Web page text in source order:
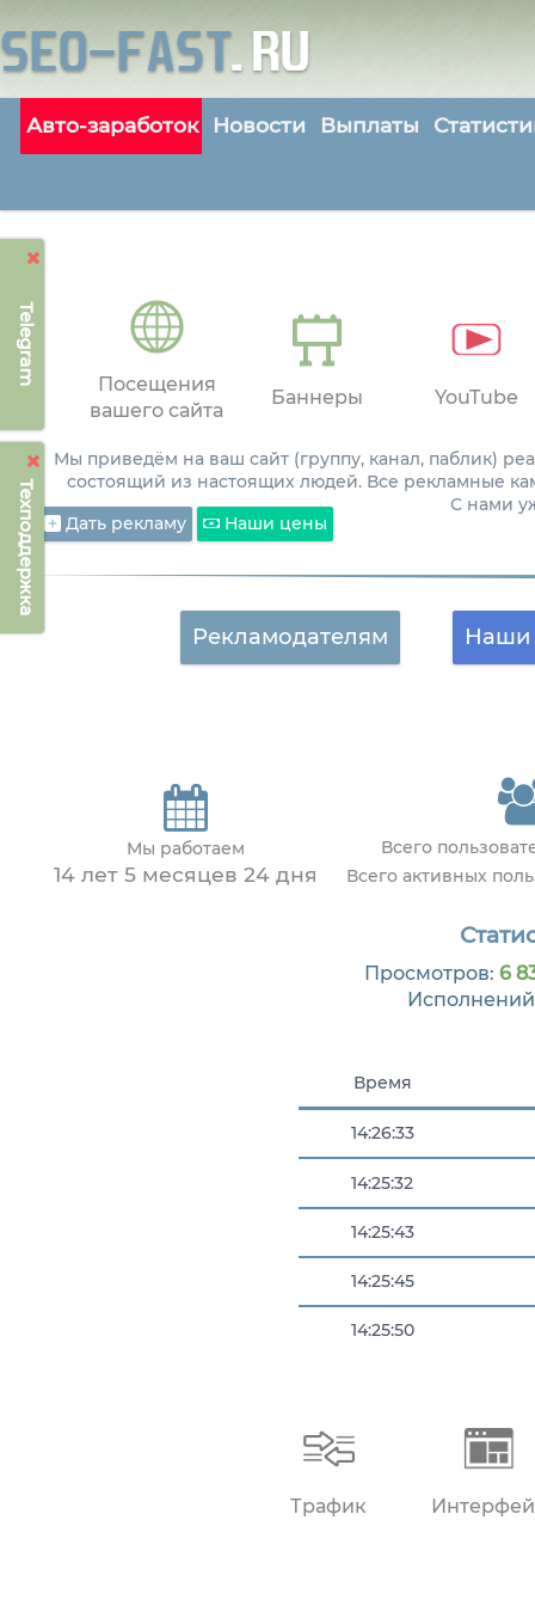
Telegram
Техподдержка
Авто-заработок Новости Выплаты
Посещения
вашего сайта
Баннеры YouTube
Мы приведём на ваш сайт (группу, канал, паблик)
состоящий из настоящих людей. Все рекламные
С нами
Дать рекламу
Наши цены
Рекламодателям Наши
Мы работаем
14 лет 5 месяцев 24 дня
Всего
Всего активных
Просмотров: 6
Время
14:26:33
14:25:32
14:25:43
14:25:45
14:25:50
Трафик